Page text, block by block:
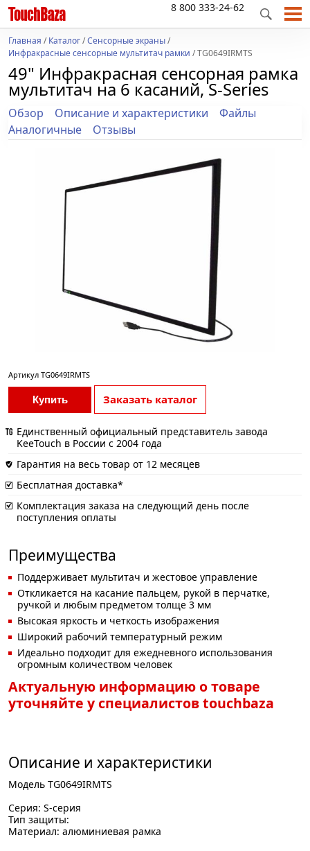
8 800 333-24-62
Главная /Каталог/Сенсорные экраны/
Инфракрасные сенсорные мультитач рамки / TG0649IRMTS
49" Инфракрасная сенсорная рамка
мультитач на 6 касаний, S-Series
Обзор Описание и характеристики
Файлы
Аналогичные
Отзывы
Артикул TG0649IRMTS
Купить Заказать каталог
Единственный официальный представитель завода
KeeTouch в России с 2004 года
Гарантия на весь товар от 12 месяцев
Бесплатная доставка*
Комплектация заказа на следующий день после
поступления оплаты
Преимущества
Поддерживает мультитач и жестовое управление
Откликается на касание пальцем, рукой в перчатке,
ручкой и любым предметом толще 3 мм
Высокая яркость и четкость изображения
Широкий рабочий температурный режим
Идеально подходит для ежедневного использования
огромным количеством человек
Актуальную информацию о товаре
уточняйте у специалистов touchbaza
Описание и характеристики
Модель TG0649IRMTS
Серия: S-серия
Тип защиты:
Материал: алюминиевая рамка